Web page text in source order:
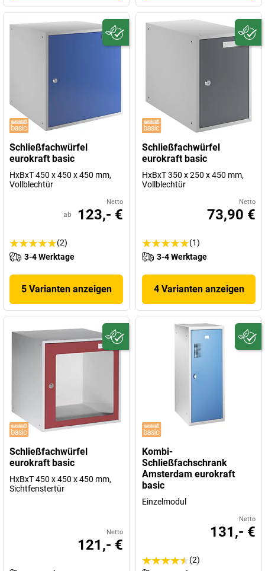
Schließfachwürfel
eurokraft basic
HxBxT 450 x 450 x 450 mm,
Vollblechtür
Netto
ab 123,- €
(2)
3-4 Werktage
5 Varianten anzeigen
Schließfachwürfel
eurokraft basic
HxBxT 350 x 250 x 450 mm,
Vollblechtür
Netto
73,90 €
(1)
3-4 Werktage
4 Varianten anzeigen
Schließfachwürfel
eurokraft basic
HxBxT 450 x 450 x 450 mm,
Sichtfenstertür
Netto
121,- €
Kombi-
Schließfachschrank
Amsterdam eurokraft
basic
Einzelmodul
Netto
131,- €
(2)